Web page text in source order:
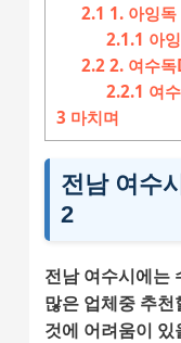
2.1 1. 아잉독
2.1.1 아
2.22. 여수독
2.2.1 여
3 마치며
전남 여수
2
전남 여수시에는
많은 업체중 추
것에 어려움이